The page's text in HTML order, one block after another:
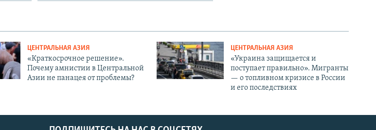
ЦЕНТРАЛЬНАЯ АЗИЯ
«Краткосрочное решение».
Почему амнистии в Центральной
Азии не панацея от проблемы?
ЦЕНТРАЛЬНАЯ АЗИЯ
«Украина защищается и
поступает правильно». Мигранты
— о топливном кризисе в России
и его последствиях